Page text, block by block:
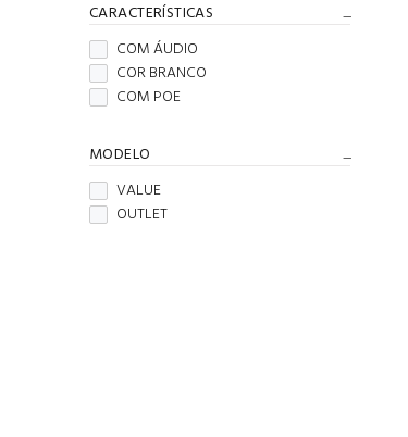
CARACTERÍSTICAS
COM ÁUDIO
COR BRANCO
COM POE
MODELO
VALUE
OUTLET